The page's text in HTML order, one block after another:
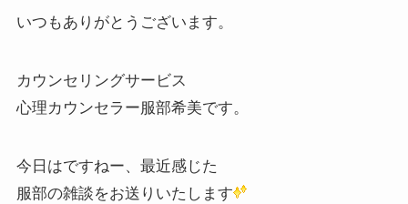
いつもありがとうございます。
カウンセリングサービス
心理カウンセラー服部希美です。
今日はですねー、最近感じた
服部の雑談をお送りいたします